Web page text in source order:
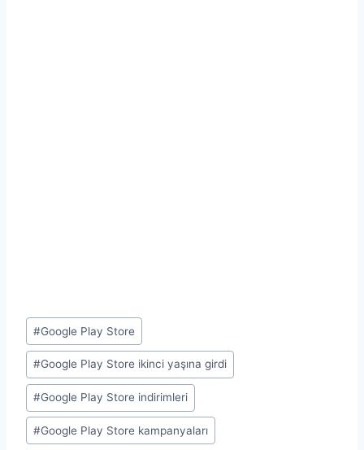
Post
Tags:
#Google Play Store
#Google Play Store ikinci yaşına girdi
#Google Play Store indirimleri
#Google Play Store kampanyaları